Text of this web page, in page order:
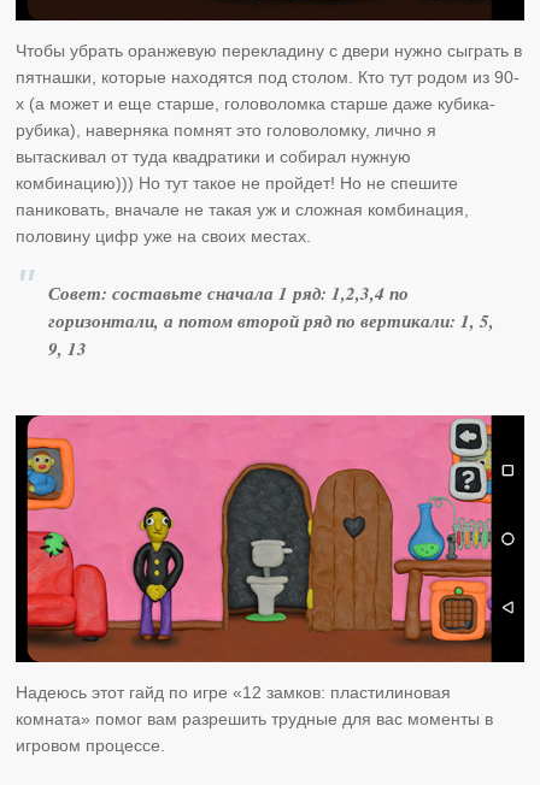
Чтобы убрать оранжевую перекладину с двери нужно сыграть в
пятнашки, которые находятся под столом. Кто тут родом из 90-
х (а может и еще старше, головоломка старше даже кубика-
рубика), наверняка помнят это головоломку, лично я
вытаскивал от туда квадратики и собирал нужную
комбинацию))) Но тут такое не пройдет! Но не спешите
паниковать, вначале не такая уж и сложная комбинация,
половину цифр уже на своих местах.
Совет: составьте сначала 1 ряд: 1,2,3,4 по
горизонтали, а потом второй ряд по вертикали: 1, 5,
9, 13
Надеюсь этот гайд по игре «12 замков: пластилиновая
комната» помог вам разрешить трудные для вас моменты в
игровом процессе.